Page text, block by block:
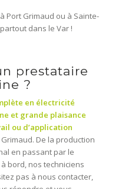
Port Grimaud ou à Sainte-
dans le Var !
prestataire
?
en électricité
et grande plaisance
ou d’application
De la production
en passant par le
bord, nos techniciens
pas à nous contacter,